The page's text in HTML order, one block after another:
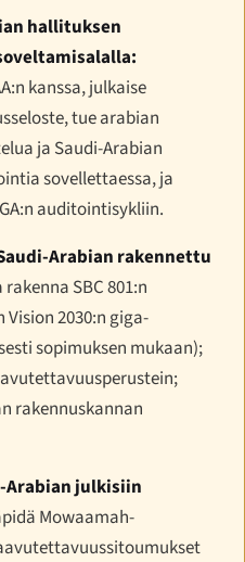
hallituksen
kanssa, julkaise
tue arabian
ja Saudi-Arabian
sovellettaessa, ja
auditointisykliin.
Arabian rakennettu
SBC 801:n
2030:n giga-
sopimuksen mukaan);
rakennuskannan
Arabian julkisiin
Mowaamah-